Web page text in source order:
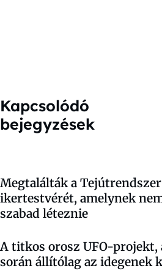
Kapcsolódó
bejegyzések
Megtalálták a Tejútrendszer
ikertestvérét, amelynek
szabad léteznie
A titkos orosz UFO-projekt,
során állítólag az idegenek